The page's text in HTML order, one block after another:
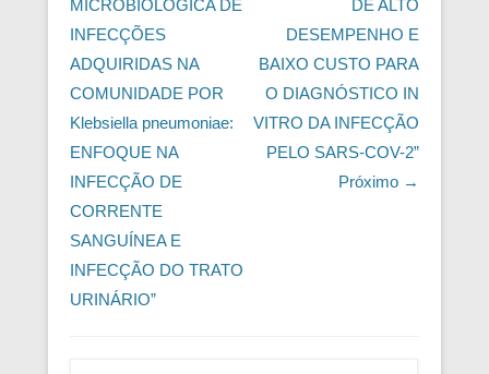
MICROBIOLÓGICA DE
INFECÇÕES
ADQUIRIDAS NA
COMUNIDADE POR
Klebsiella pneumoniae:
ENFOQUE NA
INFECÇÃO DE
CORRENTE
SANGUÍNEA E
INFECÇÃO DO TRATO
URINÁRIO”
DE ALTO
DESEMPENHO E
BAIXO CUSTO PARA
O DIAGNÓSTICO IN
VITRO DA INFECÇÃO
PELO SARS-COV-2”
Próximo →